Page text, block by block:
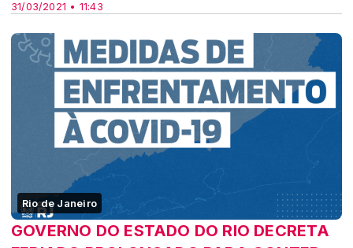
31/03/2021 • 11:43
Rio de Janeiro
GOVERNO DO ESTADO DO RIO DECRETA